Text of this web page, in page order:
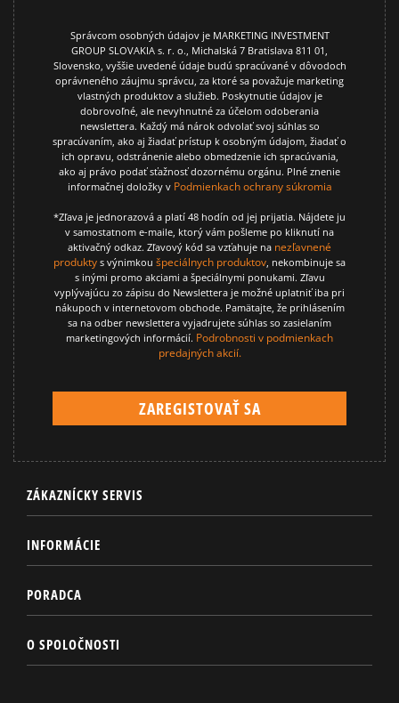
Správcom osobných údajov je MARKETING INVESTMENT
GROUP SLOVAKIA s. r. o., Michalská 7 Bratislava 811 01,
Slovensko, vyššie uvedené údaje budú spracúvané v dôvodoch
oprávneného záujmu správcu, za ktoré sa považuje marketing
vlastných produktov a služieb. Poskytnutie údajov je
dobrovoľné, ale nevyhnutné za účelom odoberania
newslettera. Každý má nárok odvolať svoj súhlas so
spracúvaním, ako aj žiadať prístup k osobným údajom, žiadať o
ich opravu, odstránenie alebo obmedzenie ich spracúvania,
ako aj právo podať sťažnosť dozornému orgánu. Plné znenie
informačnej doložky v Podmienkach ochrany súkromia
*Zľava je jednorazová a platí 48 hodín od jej prijatia. Nájdete ju
v samostatnom e-maile, ktorý vám pošleme po kliknutí na
aktivačný odkaz. Zľavový kód sa vzťahuje na nezľavnené
produkty s výnimkou špeciálnych produktov , nekombinuje sa
s inými promo akciami a špeciálnymi ponukami. Zľavu
vyplývajúcu zo zápisu do Newslettera je možné uplatniť iba pri
nákupoch v internetovom obchode. Pamätajte, že prihlásením
sa na odber newslettera vyjadrujete súhlas so zasielaním
marketingových informácií. Podrobnosti v podmienkach
predajných akcií.
ZÁKAZNÍCKY SERVIS
INFORMÁCIE
PORADCA
O SPOLOČNOSTI